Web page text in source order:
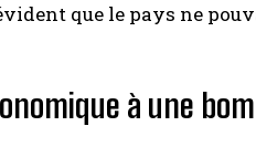
que le pays ne
à une